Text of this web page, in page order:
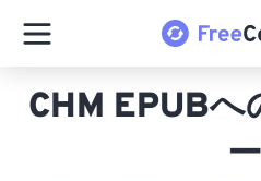
CHM EPUBへ
ー